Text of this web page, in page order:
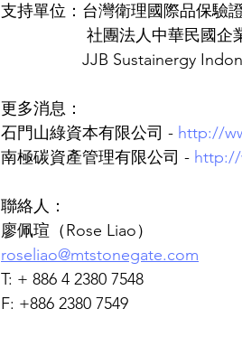
支持單位：台灣衛理國際品保驗
社團
JJB Sustainergy
更多消息：
石門山綠資本有限公司 - http://
南極碳資產管理有限公司 - http://
聯絡人：
廖佩瑄（Rose Liao）
roseliao@mtstonegate.com
T: + 886 4 2380 7548
F: +886 2380 7549